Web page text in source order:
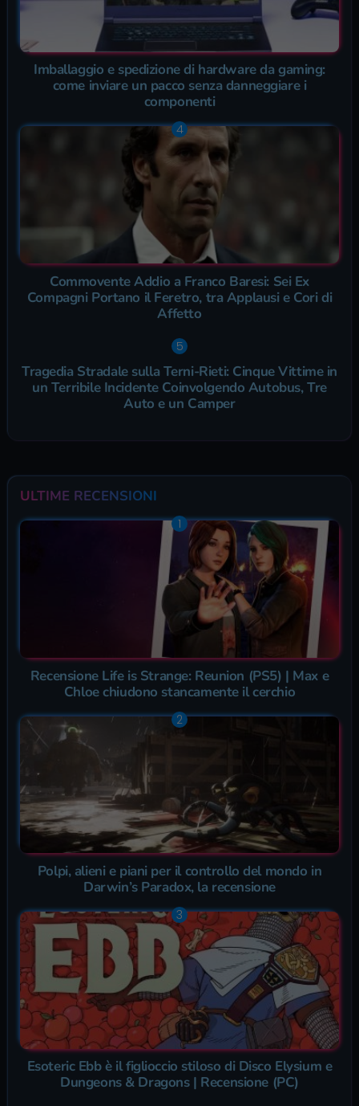
Imballaggio e spedizione di hardware da gaming:
come inviare un pacco senza danneggiare i
componenti
Commovente Addio a Franco Baresi: Sei Ex
Compagni Portano il Feretro, tra Applausi e Cori di
Affetto
Tragedia Stradale sulla Terni-Rieti: Cinque Vittime in
un Terribile Incidente Coinvolgendo Autobus, Tre
Auto e un Camper
ULTIME RECENSIONI
Recensione Life is Strange: Reunion (PS5) | Max e
Chloe chiudono stancamente il cerchio
Polpi, alieni e piani per il controllo del mondo in
Darwin’s Paradox, la recensione
Esoteric Ebb è il figlioccio stiloso di Disco Elysium e
Dungeons & Dragons | Recensione (PC)